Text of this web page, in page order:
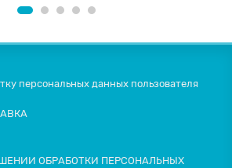
персональных данных пользователя
ОБРАБОТКИ ПЕРСОНАЛЬНЫХ